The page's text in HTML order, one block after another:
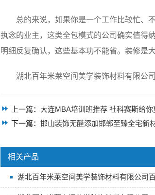
总的来说，如果你是一个工作比较忙、
执念的业主，这类全包模式的公司确实值得
明细反复确认，这些基本功不能省。装修是
湖北百年米莱空间美学装饰材料有限公
上一篇： 大连MBA培训班推荐 社科赛斯给
下一篇： 邯山装饰无醛添加邯郸至臻全宅新
相关产品
湖北百年米莱空间美学装饰材料有限公司